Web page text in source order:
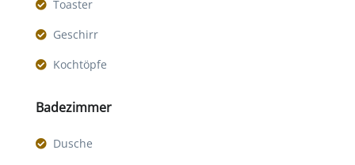
Toaster
Geschirr
Kochtöpfe
Badezimmer
Dusche